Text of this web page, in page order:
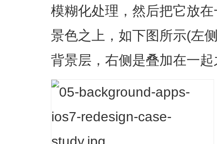
模糊化处理，然后把它放
景色之上，如下图所示(左
背景层，右侧是叠加在一